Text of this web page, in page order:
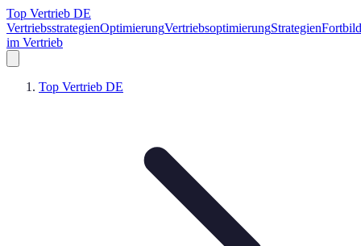
Top Vertrieb DE
VertriebsstrategienOptimierungVertriebsoptimierungStrategien
im Vertrieb
Top Vertrieb DE